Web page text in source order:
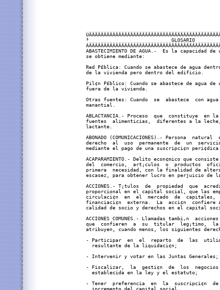
ÚÄÄÄÄÄÄÄÄÄÄÄÄÄÄÄÄÄÄÄÄÄÄÄÄÄÄÄÄÄÄÄÄÄÄÄÄÄÄÄÄÄÄÄÄÄÄÄÄÄÄÄÄÄÄÄÄÄÄÄÄÄÄÄÄÄÄÄÄ¿
     ³                            GLOSARIO                                ³
     ÀÄÄÄÄÄÄÄÄÄÄÄÄÄÄÄÄÄÄÄÄÄÄÄÄÄÄÄÄÄÄÄÄÄÄÄÄÄÄÄÄÄÄÄÄÄÄÄÄÄÄÄÄÄÄÄÄÄÄÄÄÄÄÄÄÄÄÄÄÙ
     ABASTECIMIENTO DE AGUA.-  Es la capacidad de utilizaci¢n de  agua que
     se obtiene mediante:

     Red P£blica: Cuando se abastece de agua dentro de la vivienda o fuera
     de la vivienda pero dentro del edificio.

     Pil¢n P£blico: Cuando se abastece de agua de un grifo o pil¢n ubicado
     fuera de la vivienda.

     Otras fuentes: Cuando  se  abastece  con agua de pozo, r¡o, acequia o
     manantial.

     ABLACTANCIA.- Proceso  que  constituye  en la incorporaci¢n  de otras
     fuentes  alimenticias,  diferentes a la leche,  a la alimentaci¢n del
     lactante.

     ABONADO (COMUNICACIONES).- Persona  natural  o  jur¡dica  que   tiene
     derecho  al  uso  permanente  de  un  servicio  de telecomunicaciones
     mediante el pago de una suscripci¢n peri¢dica generalmente mensual.

     ACAPARAMIENTO.- Delito econ¢mico que consiste en acumular o  sustraer
     del  comercio,  art¡culos  o  productos  oficialmente considerados de
     primera  necesidad, con la finalidad de alterar los precios, provocar
     escasez, para obtener lucro en perjuicio de la colectividad.

     ACCIONES.- T¡tulos  de  propiedad  que  acreditan  la   participaci¢n
     proporcional en el capital social, que las empresas emiten y ponen en
     circulaci¢n  en  el  mercado  de  capitales,  como  un instrumento de
     financiaci¢n  externa.  La  acci¢n  confiere a su titular leg¡timo la
     calidad de socio y derechos en el capital social.

     ACCIONES COMUNES.- Llamadas tambi‚n  acciones ordinarias, son t¡tulos
     que  confieren  a  su  titular  leg¡timo,  la  calidad  de socio y le
     atribuyen, cuando menos, los siguientes derechos:

     - Participar  en  el  reparto  de  las  utilidades y/o del patrimonio
       resultante de la liquidaci¢n;

     - Intervenir y votar en las Juntas Generales;

     - Fiscalizar,  la  gesti¢n  de  los  negocios  sociales  en  la forma
       establecida en la ley y el estatuto;

     - Tener  preferencia  en  la  suscripci¢n  de  acciones,  en  caso de
       incremento del capital social.

     ACTIVIDAD  AGRICULTURA,  CAZA  Y  SILVICULTURA.-  Se  refiere  a  las
     actividades   comprendidas   en   las   divisiones  11  y  12  de  la
     Clasificaci¢n Industrial Internacional Uniforme (CIIU).

     ACTIVOS INTERNACIONALES.-Denominados tambi‚n reservas internacionales
     brutas,  constituyen la disponibilidad de divisas, oro y  valores del
     sistema bancario,  para  sus  operaciones con el exterior en el corto
     plazo.

     ADECUACION CALORICA.- Relaci¢n entre el nivel de consumo de calor¡as,
     respecto  al  requerimiento m¡nimo necesario de calor¡as de un adulto
     hombre  entre  16  y  19  a¤os  de  edad (2,000 calor¡as/d¡a) con una
     actividad moderada.

     ADECUADAMENTE EMPLEADO.- Persona  que  trabajando 35 horas o m s a la
     semana,  recibe  un ingreso igual o mayor que un salario m¡nimo legal
     vigente,  actualizado por el ¡ndice de precios al consumidor que rige
     en  el  momento  de  la  encuesta;  o si trabajando menos de 35 horas
     reciben  ingresos  iguales  o mayores al l¡mite se¤alado, no deseando
     trabajar m s horas.

     ADMINISTRACION PUBLICA.- Conjunto de normas, procesos, instituciones,
     etc. que determinan como se distribuye y ejerce la autoridad pol¡tica
     y como se atienden los intereses p£blicos.

     ADUANA.-Organismo estatal encargado de la administraci¢n, recaudaci¢n,
     control  y  fiscalizaci¢n  del  tr fico internacional de mercader¡as,
     medio de transporte y personas, dentro del territorio aduanero (parte
     del  territorio  nacional  que  incluye  el espacio acu tico y a‚reo,
     dentro  del cual es aplicable la legislaci¢n aduanera). Las fronteras
     del territorio aduanero coinciden con las del territorio nacional.

     ADULTERACION.- Delito  econ¢mico  que consiste en alterar o modificar
     la  calidad,  cantidad,  peso  o  medida  de  art¡culos  o  productos
     oficialmente  considerados  de primera necesidad, en perjuicio de los
     consumidores.

     AGENTE DE BOLSA.- Persona  natural  con facultad para desempe¤arse en
     la Bolsa como intermediario en la negociaci¢n de valores mobiliarios.
     Para  actuar  como  agente  de  Bolsa  se  requiere haber obtenido el
     nombramiento  de  la  CONASEV  y  pertenecer al Colegio de Agentes de
     Bolsa.

     AGENTES ECONOMICOS.- Son las unidades econ¢micas (familias, empresas,
     gobierno) que realizan las transacciones u operaciones econ¢micas.

     AGUA POTABLE.- Es  el  agua  que  por  su  calidad  qu¡mica, f¡sica y
     bacteriol¢gica, es aceptable para el consumo humano.

     AGUA SERVIDA (Desague).- L¡quido que contiene desperdicios materiales
     en  suspenso  o  soluci¢n de origen humano, animal o vegetal; tambi‚n
     las provenientes de plantas industriales.

     AHORRO.- Abstenci¢n de un consumo presente para dedicar recursos a la
     inversi¢n y/o posibilitar un mayor consumo futuro.  Diferencia  entre
     la renta obtenida y el gasto por consumo efectuado.

     AHORRO BRUTO.- Es  el  saldo  de r ecursos  despu‚s de realizados los
     gastos  corrientes, o la disponibilidad de recursos para financiar la
     inversi¢n;  est   determinado  directamente por los niveles del PBI e
     inversamente  por  los  del consumo y los pagos netos de  factores al
     exterior.

     AHORRO FINANCIERO.-  Porci¢n   de   la  riqueza  del  sector  privado
     mantenida  en  el  sistema  financiero en forma de dep¢sitos a plazo,
     ahorros,  c‚dulas  hipotecarias,  valores  y otros activos; es decir,
     corresponde al cuasidinero del sistema financiero.

     AHORRO INTERNO.- Ahorro  generado  dentro  del pa¡s, compuesto por el
     ahorro  de  las  empresas,  el  ahorro personal y el ahorro en cuenta
     corriente del gobierno general.

     AHORRO PUBLICO.- Es  la  diferencia  entre  los  ingresos  y   gastos
     corrientes del sector p£blico.

     ALBERGUE TURISTICO.- Es  un  tipo  de hospedaje dirigido mayormente a
     los j¢venes,  promocionando as¡ lugares no tradicionales y precios al
     alcance de ellos.

     ALFABETISMO.- Es  la  habilidad  para  leer  y  escribir en un idioma
     cualquiera.

     ALIVIO DE LA DEUDA.- Desfase  en  el  pago  del principal de la deuda
     externa  a  consecuencia  de  una renegociaci¢n que reduce el monto a
     pagar en el